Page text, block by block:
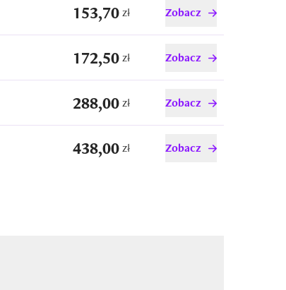
153,70zł Zobacz
172,50zł Zobacz
288,00zł Zobacz
438,00zł Zobacz